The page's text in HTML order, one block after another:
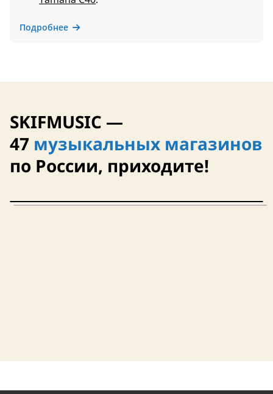
Подробнее
SKIFMUSIC —
47 музыкальных магазинов
по России, приходите!